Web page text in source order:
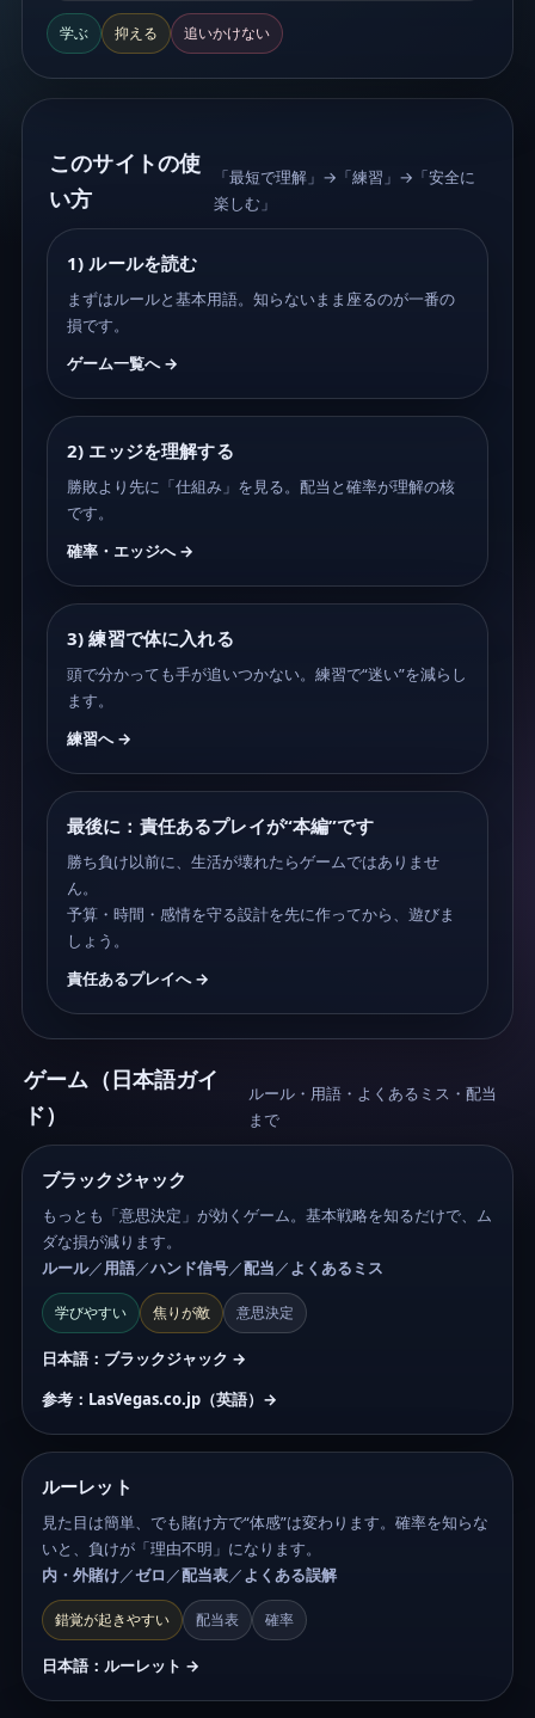
学ぶ 抑える 追いかけない
このサイトの使
い方
「最短で理解」→「練習」→「安全に
楽しむ」
1) ルールを読む
まずはルールと基本用語。知らないまま座るのが一番の
損です。
ゲーム一覧へ →
2) エッジを理解する
勝敗より先に「仕組み」を見る。配当と確率が理解の核
です。
確率・エッジへ →
3) 練習で体に入れる
頭で分かっても手が追いつかない。練習で“迷い”を減らし
ます。
練習へ →
最後に：責任あるプレイが“本編”です
勝ち負け以前に、生活が壊れたらゲームではありませ
ん。
予算・時間・感情を守る設計を先に作ってから、遊びま
しょう。
責任あるプレイへ →
ゲーム（日本語ガイ
ド）
ルール・用語・よくあるミス・配当
まで
ブラックジャック
もっとも「意思決定」が効くゲーム。基本戦略を知るだけで、ム
ダな損が減ります。
ルール／用語／ハンド信号／配当／よくあるミス
学びやすい 焦りが敵 意思決定
日本語：ブラックジャック →
参考：LasVegas.co.jp（英語）→
ルーレット
見た目は簡単、でも賭け方で“体感”は変わります。確率を知らな
いと、負けが「理由不明」になります。
内・外賭け／ゼロ ／配当表／よくある誤解
錯覚が起きやすい 配当表 確率
日本語：ルーレット →